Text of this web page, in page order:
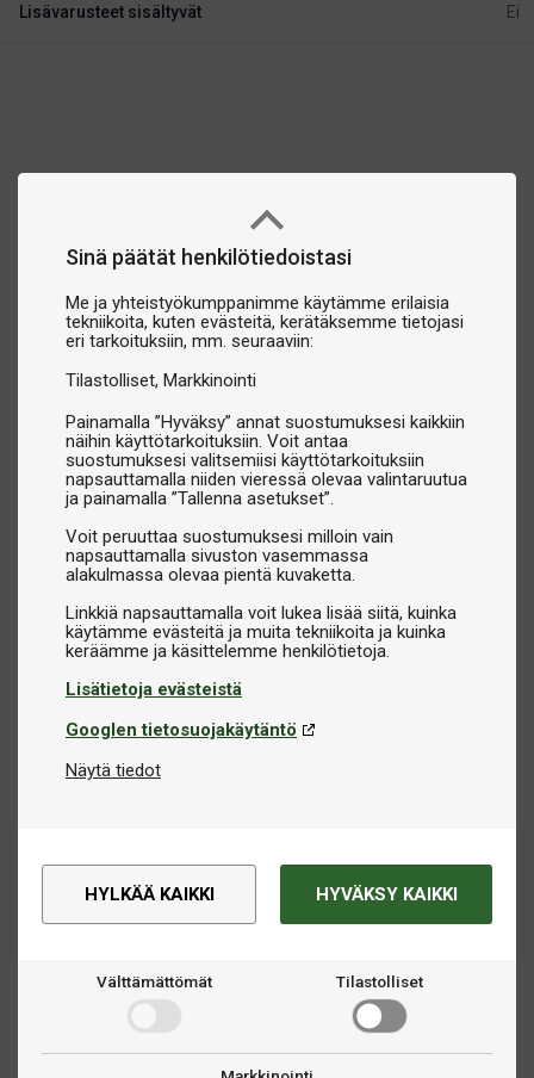
Sinä päätät henkilötiedoistasi
Me ja yhteistyökumppanimme käytämme erilaisia
tekniikoita, kuten evästeitä, kerätäksemme tietojasi
eri tarkoituksiin, mm. seuraaviin:
Tilastolliset Markkinointi
Painamalla ”Hyväksy” annat suostumuksesi kaikkiin
näihin käyttötarkoituksiin. Voit antaa
suostumuksesi valitsemiisi käyttötarkoituksiin
napsauttamalla niiden vieressä olevaa valintaruutua
ja painamalla ”Tallenna asetukset”.
Voit peruuttaa suostumuksesi milloin vain
napsauttamalla sivuston vasemmassa
alakulmassa olevaa pientä kuvaketta.
Linkkiä napsauttamalla voit lukea lisää siitä, kuinka
käytämme evästeitä ja muita tekniikoita ja kuinka
Lisätietoja evästeistä
Googlen tietosuojakäytäntö
Näytä tiedot
HYLKÄÄ KAIKKI HYVÄKSY KAIKKI
Välttämättömät Tilastolliset
Lisävarusteet sisältyvät Ei